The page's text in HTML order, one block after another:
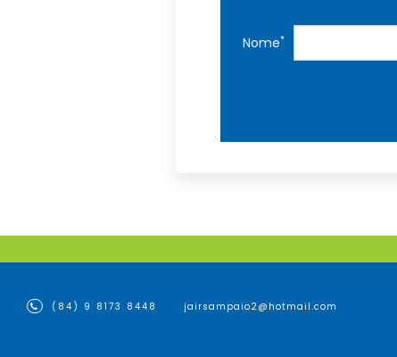
Nome*
(84) 9 8173 8448 jairsampaio2@hotmail.com